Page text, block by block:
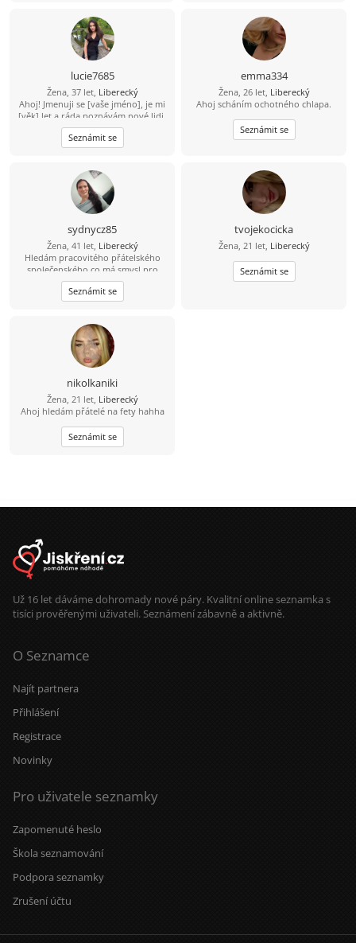
lucie7685
Žena, 37 let, Liberecký
Ahoj! Jmenuji se [vaše jméno], je mi
[věk] let a ráda poznávám nové lidi.
Jsem přátelská, otevřená a upřímná,
miluji cestování, přírodu a dobré
jídlo. Ve volném čase ráda čtu,
procházku. Hledám někoho, kdo je
upřímný, veselý a má smysl pro
humor. Pokud máš zájem se poznat,
neváhej mě kontaktovat!
Seznámit se
emma334
Žena, 26 let, Liberecký
Ahoj scháním ochotného chlapa.
Seznámit se
sydnycz85
Žena, 41 let, Liberecký
Hledám pracovitého přátelského
společenského co má smysl pro
humor a má rád děti
Seznámit se
tvojekocicka
Žena, 21 let, Liberecký
Seznámit se
nikolkaniki
Žena, 21 let, Liberecký
Ahoj hledám přátelé na fety hahha
Seznámit se
Už 16 let dáváme dohromady nové páry. Kvalitní online seznamka s
tisíci prověřenými uživateli. Seznámení zábavně a aktivně.
O Seznamce
Najít partnera
Přihlášení
Registrace
Novinky
Pro uživatele seznamky
Zapomenuté heslo
Škola seznamování
Podpora seznamky
Zrušení účtu